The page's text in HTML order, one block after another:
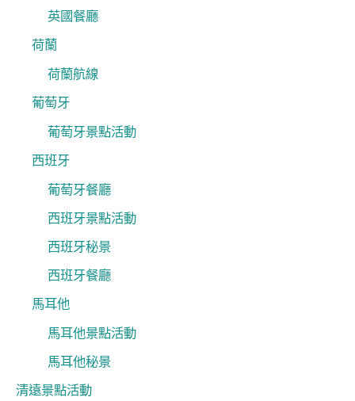
英國餐廳
荷蘭
荷蘭航線
葡萄牙
葡萄牙景點活動
西班牙
葡萄牙餐廳
西班牙景點活動
西班牙秘景
西班牙餐廳
馬耳他
馬耳他景點活動
馬耳他秘景
清遠景點活動